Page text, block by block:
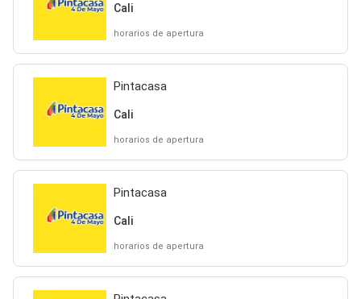
Cali
horarios de apertura
Pintacasa
Cali
horarios de apertura
Pintacasa
Cali
horarios de apertura